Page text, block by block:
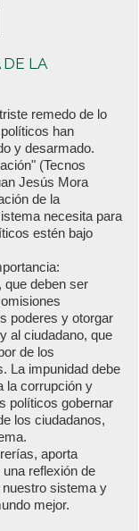
LA
remedo de lo
han
y desarmado.
(Tecnos
Jesús Mora
de la
necesita para
estén bajo
que deben ser
poderes y otorgar
al ciudadano, que
de los
La impunidad debe
la corrupción y
políticos gobernar
los ciudadanos,
aporta
reflexión de
sistema y
mejor.